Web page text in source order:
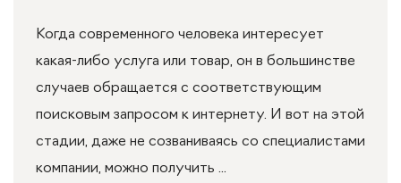
Когда современного человека интересует
какая-либо услуга или товар, он в большинстве
случаев обращается с соответствующим
поисковым запросом к интернету. И вот на этой
стадии, даже не созваниваясь со специалистами
компании, можно получить ...